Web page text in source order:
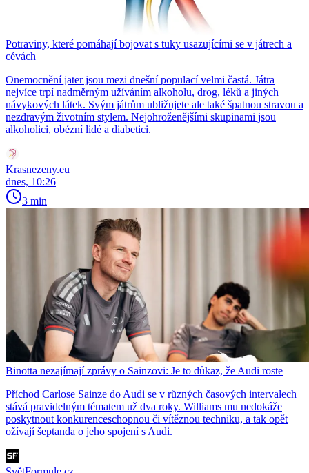
Potraviny, které pomáhají bojovat s tuky usazujícími se v játrech a
cévách
Onemocnění jater jsou mezi dnešní populací velmi častá. Játra
nejvíce trpí nadměrným užíváním alkoholu, drog, léků a jiných
návykových látek. Svým játrům ubližujete ale také špatnou stravou a
nezdravým životním stylem. Nejohroženějšími skupinami jsou
alkoholici, obézní lidé a diabetici.
Krasnezeny.eu
dnes, 10:26
3 min
Binotta nezajímají zprávy o Sainzovi: Je to důkaz, že Audi roste
Příchod Carlose Sainze do Audi se v různých časových intervalech
stává pravidelným tématem už dva roky. Williams mu nedokáže
poskytnout konkurenceschopnou či vítěznou techniku, a tak opět
ožívají šeptanda o jeho spojení s Audi.